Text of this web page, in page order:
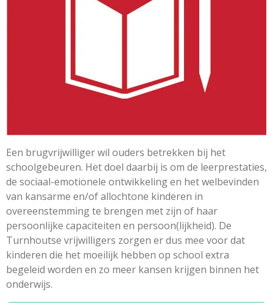
Een brugvrijwilliger wil ouders betrekken bij het
schoolgebeuren. Het doel daarbij is om de leerprestaties,
de sociaal-emotionele ontwikkeling en het welbevinden
van kansarme en/of allochtone kinderen in
overeenstemming te brengen met zijn of haar
persoonlijke capaciteiten en persoon(lijkheid). De
Turnhoutse vrijwilligers zorgen er dus mee voor dat
kinderen die het moeilijk hebben op school extra
begeleid worden en zo meer kansen krijgen binnen het
onderwijs.